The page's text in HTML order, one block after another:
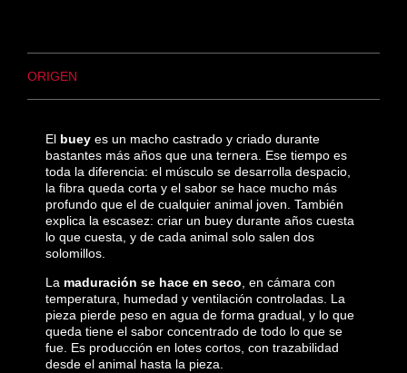
ORIGEN
El bueyes un macho castrado y criado durante
bastantes más años que una ternera. Ese tiempo es
toda la diferencia: el músculo se desarrolla despacio,
la fibra queda corta y el sabor se hace mucho más
profundo que el de cualquier animal joven. También
explica la escasez: criar un buey durante años cuesta
lo que cuesta, y de cada animal solo salen dos
solomillos.
La maduración se hace en seco, en cámara con
temperatura, humedad y ventilación controladas. La
pieza pierde peso en agua de forma gradual, y lo que
queda tiene el sabor concentrado de todo lo que se
fue. Es producción en lotes cortos, con trazabilidad
desde el animal hasta la pieza.